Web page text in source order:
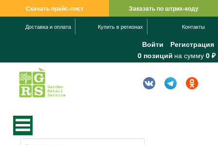
Скачать прайс-лист Заказать по штрих-коду
Доставка и оплата Купить в регионах Контакты
Войти
Регистрация
0 позиций на сумму 0 ₽